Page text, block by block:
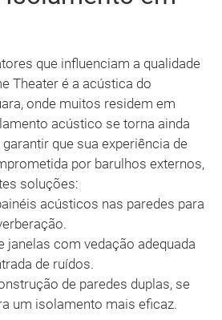
que influenciam a qualidade
Theater é a acústica do
onde muitos residem em
acústico se torna ainda
que sua experiência de
por barulhos externos,
soluções:
acústicos nas paredes para
janelas com vedação adequada
de ruídos.
de paredes duplas, se
um isolamento mais eficaz.